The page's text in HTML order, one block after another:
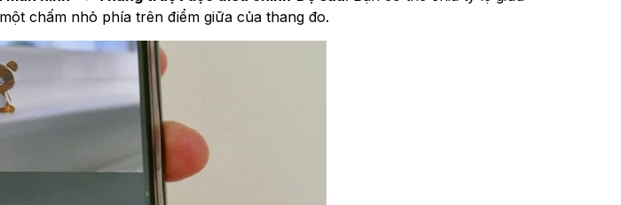
chấm nhỏ phía trên điểm giữa của thang đo.